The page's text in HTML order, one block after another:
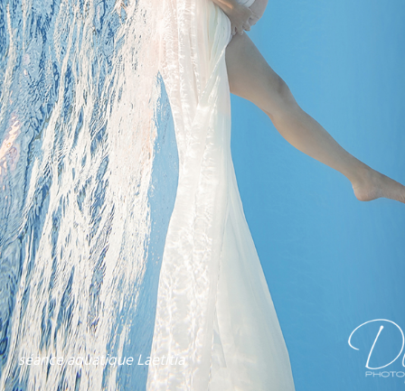
séance aquatique Laetitia